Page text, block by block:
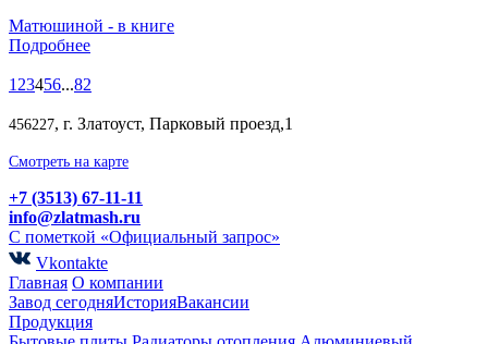
Матюшиной - в книге
Подробнее
1 23456...82
456227, г. Златоуст, Парковый проезд,1
Смотреть на карте
+7 (3513) 67-11-11
info@zlatmash.ru
С пометкой «Официальный запрос»
Vkontakte
Главная О компании
Завод сегодняИсторияВакансии
Продукция